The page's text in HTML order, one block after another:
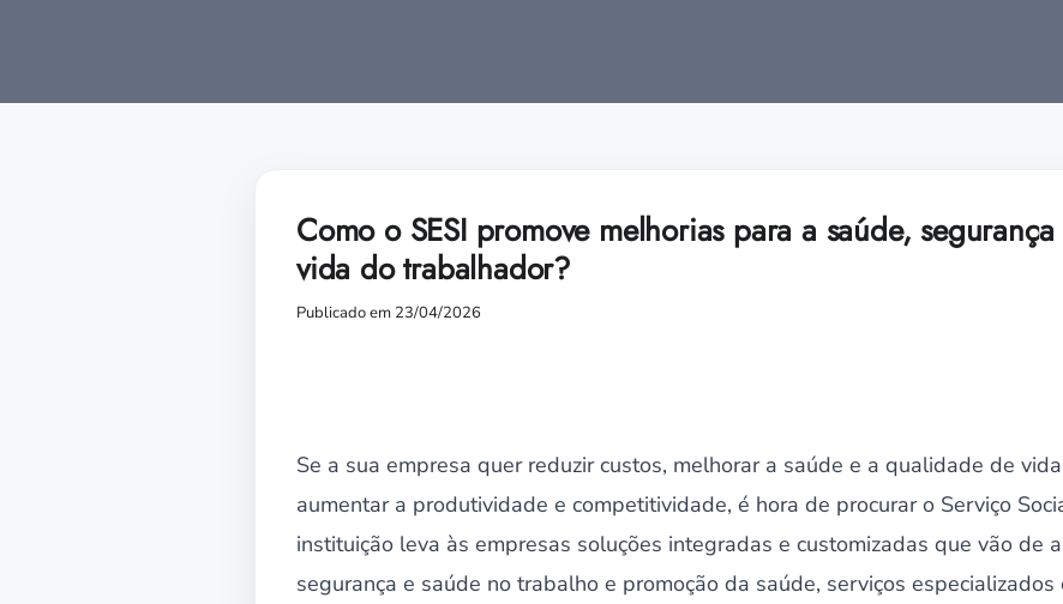
Como o SESI promove melhorias para a saúde,
vida do trabalhador?
Publicado em 23/04/2026
Se a sua empresa quer reduzir custos, melhorar a saúde e a qualidade de
aumentar a produtividade e competitividade, é hora de procurar o Serviço
instituição leva às empresas soluções integradas e customizadas que vão de
segurança e saúde no trabalho e promoção da saúde, serviços especializados